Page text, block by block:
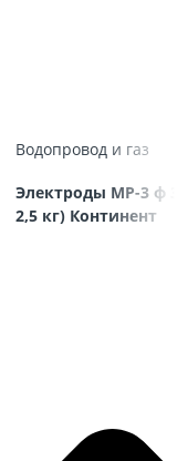
Водопровод и газ
Электроды МР-3 ф
2,5 кг) Континент